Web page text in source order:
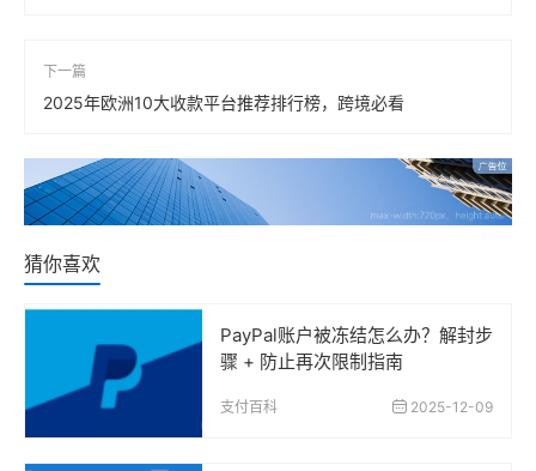
下一篇
2025年欧洲10大收款平台推荐排行榜，跨境必看
猜你喜欢
PayPal账户被冻结怎么办？解封步
骤 + 防止再次限制指南
支付百科 2025-12-09